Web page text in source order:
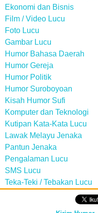
Ekonomi dan Bisnis
Film / Video Lucu
Foto Lucu
Gambar Lucu
Humor Bahasa Daerah
Humor Gereja
Humor Politik
Humor Suroboyoan
Kisah Humor Sufi
Komputer dan Teknologi
Kutipan Kata-Kata Lucu
Lawak Melayu Jenaka
Pantun Jenaka
Pengalaman Lucu
SMS Lucu
Teka-Teki / Tebakan Lucu